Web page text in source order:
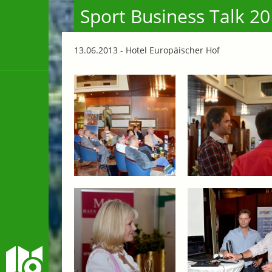
Sport Business Talk
13.06.2013 - Hotel Europäischer Hof